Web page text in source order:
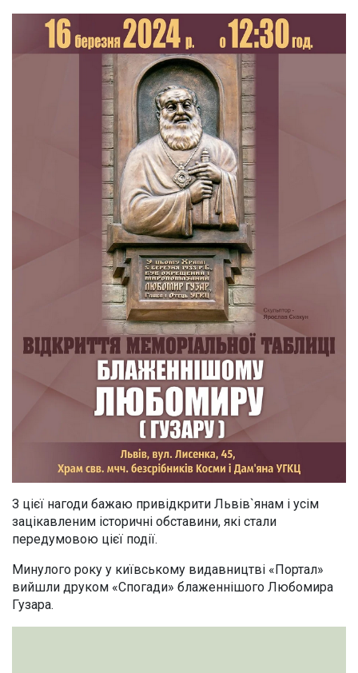
З цієї нагоди бажаю привідкрити Львів`янам і усім
зацікавленим історичні обставини, які стали
передумовою цієї події.
Минулого року у київському видавництві «Портал»
вийшли друком «Спогади» блаженнішого Любомира
Гузара.